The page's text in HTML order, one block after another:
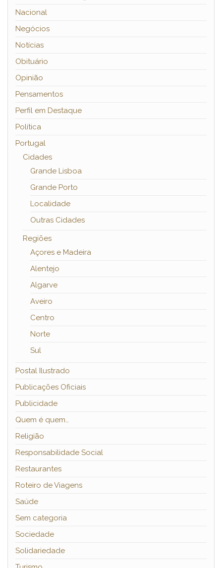
Nacional
Negócios
Notícias
Obituário
Opinião
Pensamentos
Perfil em Destaque
Política
Portugal
Cidades
Grande Lisboa
Grande Porto
Localidade
Outras Cidades
Regiões
Açores e Madeira
Alentejo
Algarve
Aveiro
Centro
Norte
Sul
Postal Ilustrado
Publicações Oficiais
Publicidade
Quem é quem…
Religião
Responsabilidade Social
Restaurantes
Roteiro de Viagens
Saúde
Sem categoria
Sociedade
Solidariedade